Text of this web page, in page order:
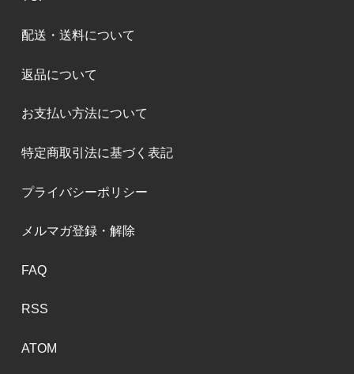
配送・送料について
返品について
お支払い方法について
特定商取引法に基づく表記
プライバシーポリシー
メルマガ登録・解除
FAQ
RSS
ATOM